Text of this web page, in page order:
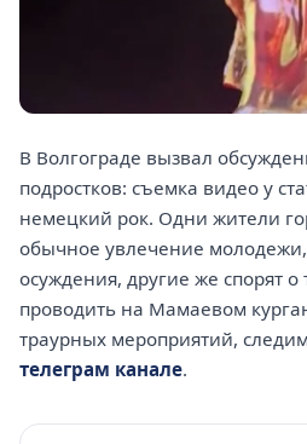
В Волгограде вызвал
подростков: съемка видео у
немецкий рок. Одни жители
обычное увлечение
осуждения, другие же спорят о
проводить на Мамаевом
траурных мероприятий,
телеграм канале.